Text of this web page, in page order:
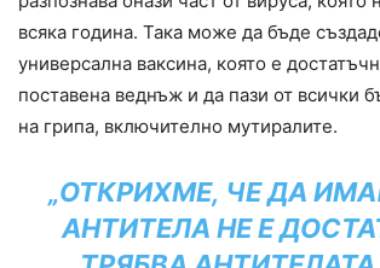
всяка година. Така може да бъде
универсална ваксина, която е
поставена веднъж и да пази от всички
на грипа, включително мутиралите.
„ОТКРИХМЕ, ЧЕ ДА
АНТИТЕЛА НЕ Е